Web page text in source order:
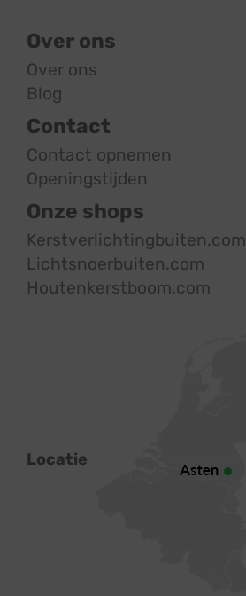
Over ons
Over ons
Blog
Contact
Contact opnemen
Openingstijden
Onze shops
Kerstverlichtingbuiten.com
Lichtsnoerbuiten.com
Houtenkerstboom.com
Locatie